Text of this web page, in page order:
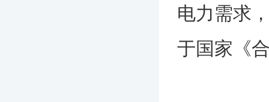
电力需求
于国家《